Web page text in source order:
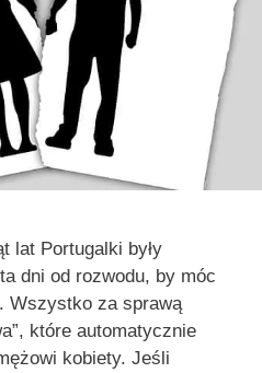
lat Portugalki były
dni od rozwodu, by móc
Wszystko za sprawą
które automatycznie
kobiety. Jeśli